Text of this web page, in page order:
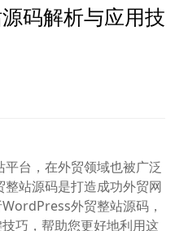
码解析与应用技
台，在外贸领域也被广泛
站源码是打造成功外贸网
外贸整站源码，
巧，帮助您更好地利用这